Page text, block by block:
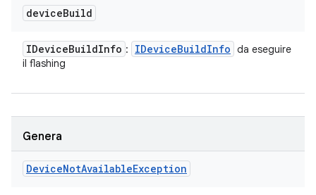
deviceBuild
IDeviceBuildInfo : IDeviceBuildInfo da eseguire
il flashing
Genera
DeviceNotAvailableException